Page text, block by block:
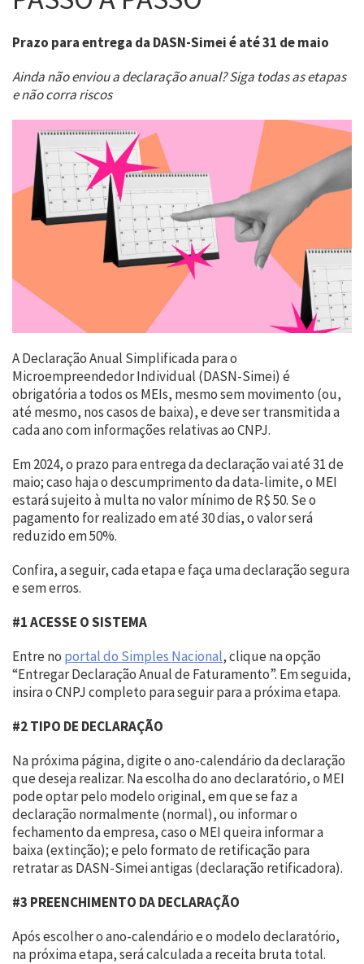
Prazo para entrega da DASN-Simei é até 31 de maio
Ainda não enviou a declaração anual? Siga todas as etapas
e não corra riscos
A Declaração Anual Simplificada para o
Microempreendedor Individual (DASN-Simei) é
obrigatória a todos os MEIs, mesmo sem movimento (ou,
até mesmo, nos casos de baixa), e deve ser transmitida a
cada ano com informações relativas ao CNPJ.
Em 2024, o prazo para entrega da declaração vai até 31 de
maio; caso haja o descumprimento da data-limite, o MEI
estará sujeito à multa no valor mínimo de R$ 50. Se o
pagamento for realizado em até 30 dias, o valor será
reduzido em 50%.
Confira, a seguir, cada etapa e faça uma declaração segura
e sem erros.
#1 ACESSE O SISTEMA
Entre no portal do Simples Nacional, clique na opção
“Entregar Declaração Anual de Faturamento”. Em seguida,
insira o CNPJ completo para seguir para a próxima etapa.
#2 TIPO DE DECLARAÇÃO
Na próxima página, digite o ano-calendário da declaração
que deseja realizar. Na escolha do ano declaratório, o MEI
pode optar pelo modelo original, em que se faz a
declaração normalmente (normal), ou informar o
fechamento da empresa, caso o MEI queira informar a
baixa (extinção); e pelo formato de retificação para
retratar as DASN-Simei antigas (declaração retificadora).
#3 PREENCHIMENTO DA DECLARAÇÃO
Após escolher o ano-calendário e o modelo declaratório,
na próxima etapa, será calculada a receita bruta total.